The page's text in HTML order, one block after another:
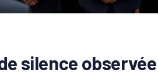
silence observée